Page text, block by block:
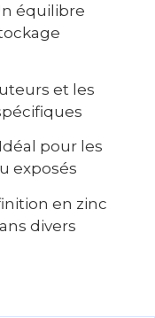
équilibre
et les
pour les
exposés
en zinc
divers